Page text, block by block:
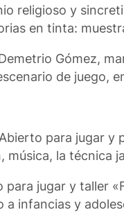
religioso y
en tinta:
Gómez,
de juego,
para jugar
la técnica
para jugar y taller
infancias y